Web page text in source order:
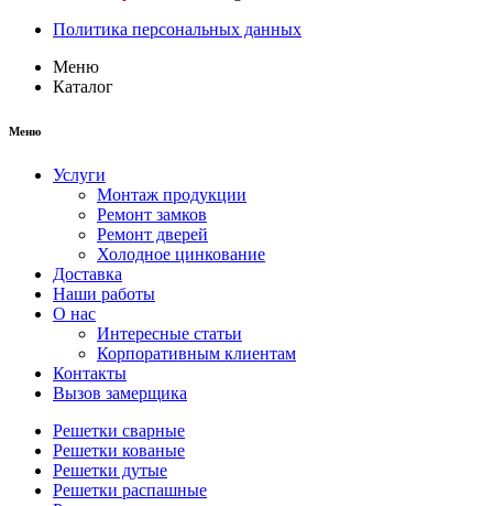
Политика персональных данных
Меню
Каталог
Меню
Услуги
Монтаж продукции
Ремонт замков
Ремонт дверей
Холодное цинкование
Доставка
Наши работы
О нас
Интересные статьи
Корпоративным клиентам
Контакты
Вызов замерщика
Решетки сварные
Решетки кованые
Решетки дутые
Решетки распашные